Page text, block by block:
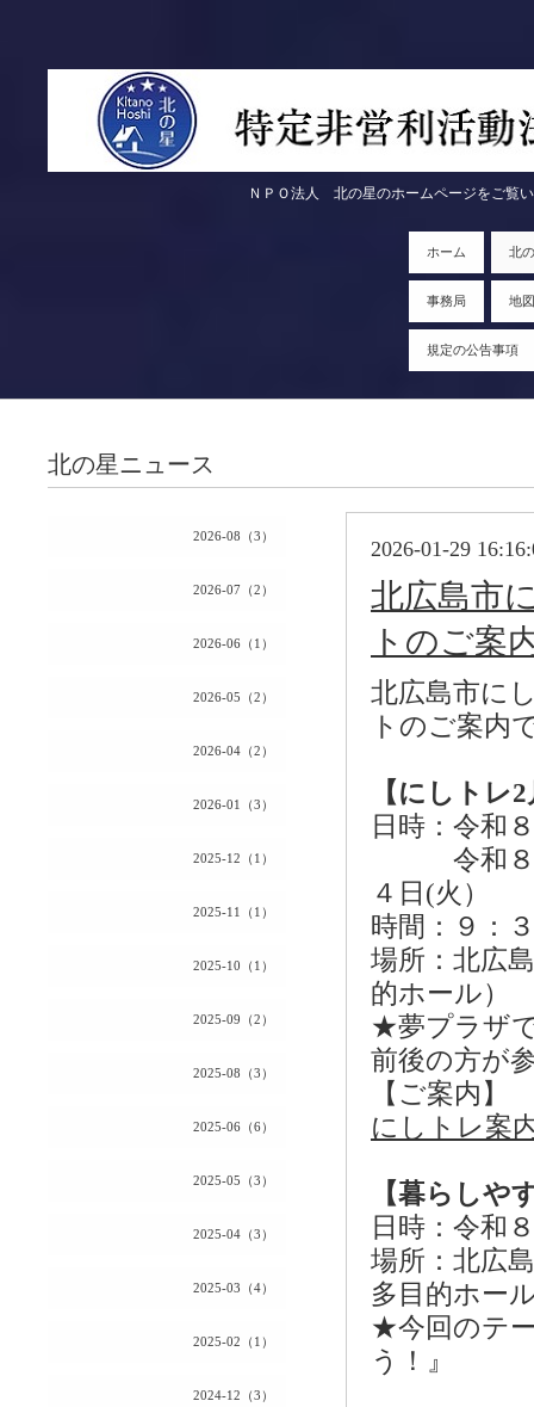
ＮＰＯ法人 北の星のホームページをご覧いただきま
ホーム 北
事務局 地図
規定の公告事項
2026-08（3）
2026-07（2）
2026-06（1）
2026-05（2）
2026-04（2）
2026-01（3）
2025-12（1）
2025-11（1）
2025-10（1）
2025-09（2）
2025-08（3）
2025-06（6）
2025-05（3）
2025-04（3）
2025-03（4）
2025-02（1）
2024-12（3）
北の星ニュース
2026-01-29
北広島市
トのご案
北広島市に
トのご案内
【にしトレ
日時：令和
令和８年
４日(火）
時間：９：
場所：北広
的ホール）
★夢プラザ
前後の方が
【ご案内】
にしトレ案
【暮らしや
日時：令和
場所：北広
多目的ホー
★今回のテ
う！』